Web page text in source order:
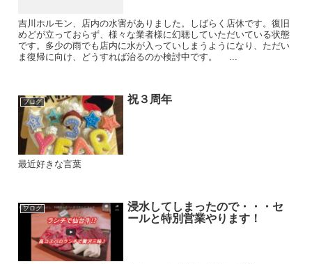
吉川ホルモン、店内の水害がありました。しばらく店休です。復旧
めどが立っておらず、様々な業者様に幻聴していただいている状態
です。多少の雨でも店内に水が入っていしまうようになり、ただい
ま復帰に向け、どうすれば治るのか検討中です。 ...
ブログ 祝３周年
最近好きな言葉
ブログ
浸水してしまったので・・・セ
ールと特別営業やります！